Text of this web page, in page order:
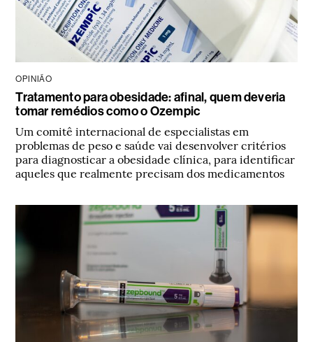
OPINIÃO
Tratamento para obesidade: afinal, quem deveria
tomar remédios como o Ozempic
Um comitê internacional de especialistas em
problemas de peso e saúde vai desenvolver critérios
para diagnosticar a obesidade clínica, para identificar
aqueles que realmente precisam dos medicamentos